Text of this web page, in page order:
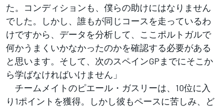
た。コンディションも、僕らの助けにはなりません
でした。しかし、誰もが同じコースを走っているわ
けですから、データを分析して、ここポルトガルで
何かうまくいかなかったのかを確認する必要がある
と思います。そして、次のスペインGPまでにそこか
ら学ばなければいけません」
チームメイトのピエール・ガスリーは、10位に入
り1ポイントを獲得。しかし彼もペースに苦しみ、ど